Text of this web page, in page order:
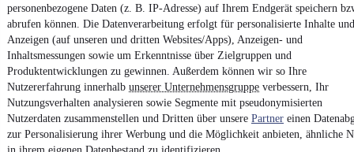
personenbezogene Daten (z. B. IP-Adresse) auf Ihrem Endgerät speichern
abrufen können. Die Datenverarbeitung erfolgt für personalisierte Inhalte und
Anzeigen (auf unseren und dritten Websites/Apps), Anzeigen- und
Inhaltsmessungen sowie um Erkenntnisse über Zielgruppen und
Produktentwicklungen zu gewinnen. Außerdem können wir so Ihre
Nutzererfahrung innerhalb unserer Unternehmensgruppe verbessern, Ihr
Nutzungsverhalten analysieren sowie Segmente mit pseudonymisierten
Nutzerdaten zusammenstellen und Dritten über unsere Partner einen
zur Personalisierung ihrer Werbung und die Möglichkeit anbieten, ähnliche
Datenschutzeinstellungen
Erklärung zur Barrierefreiheit
Report Security Vulnerability (English)
Powered by
Weitere Fahrzeuge gibt es auf mobile.de, dem Marktplatz für